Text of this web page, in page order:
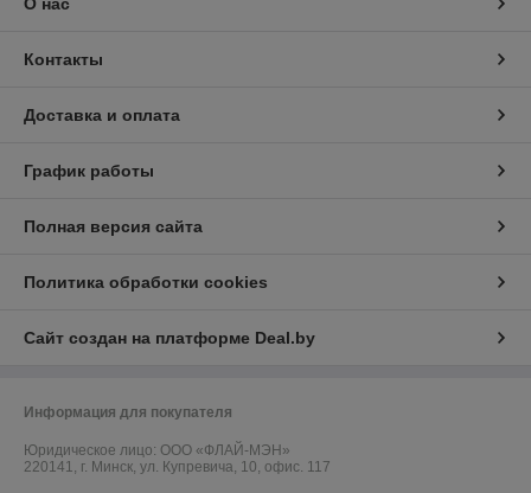
Контакты
Доставка и оплата
График работы
Полная версия сайта
Политика обработки cookies
Сайт создан на платформе Deal.by
Информация для покупателя
Юридическое лицо: ООО «ФЛАЙ-МЭН»
220141, г. Минск, ул. Купревича, 10, офис. 117